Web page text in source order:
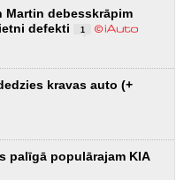
Martin debesskrāpim
defekti
1
kravas auto (+
palīgā populārajam KIA